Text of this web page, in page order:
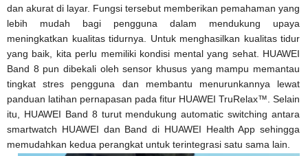
dan akurat di layar. Fungsi tersebut memberikan pemahaman yang
lebih mudah bagi pengguna dalam mendukung upaya
meningkatkan kualitas tidurnya. Untuk menghasilkan kualitas tidur
yang baik, kita perlu memiliki kondisi mental yang sehat. HUAWEI
Band 8 pun dibekali oleh sensor khusus yang mampu memantau
tingkat stres pengguna dan membantu menurunkannya lewat
panduan latihan pernapasan pada fitur HUAWEI TruRelax™. Selain
itu, HUAWEI Band 8 turut mendukung automatic switching antara
smartwatch HUAWEI dan Band di HUAWEI Health App sehingga
memudahkan kedua perangkat untuk terintegrasi satu sama lain.